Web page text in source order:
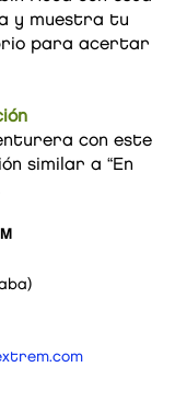
y muestra tu
para acertar
con este
similar a “En